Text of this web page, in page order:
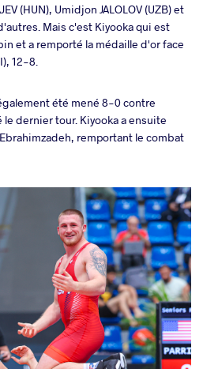
(HUN), Umidjon JALOLOV (UZB) et
Mais c'est Kiyooka qui est
et a remporté la médaille d'or face
12-8.
été mené 8-0 contre
dernier tour. Kiyooka a ensuite
remportant le combat